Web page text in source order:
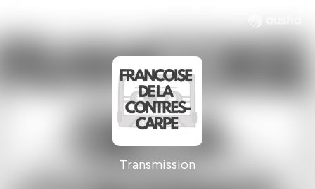
Transmission